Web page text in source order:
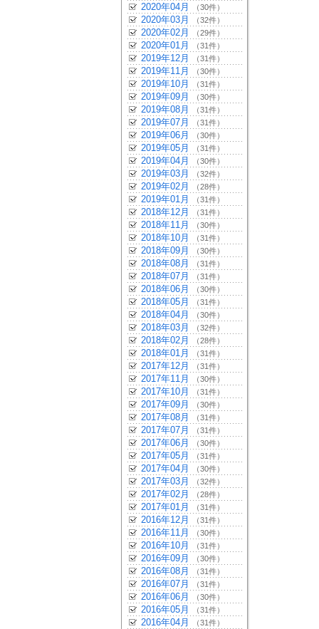
2020年04月 （30件）
2020年03月 （32件）
2020年02月 （29件）
2020年01月 （31件）
2019年12月 （31件）
2019年11月 （30件）
2019年10月 （31件）
2019年09月 （30件）
2019年08月 （31件）
2019年07月 （31件）
2019年06月 （30件）
2019年05月 （31件）
2019年04月 （30件）
2019年03月 （32件）
2019年02月 （28件）
2019年01月 （31件）
2018年12月 （31件）
2018年11月 （30件）
2018年10月 （31件）
2018年09月 （30件）
2018年08月 （31件）
2018年07月 （31件）
2018年06月 （30件）
2018年05月 （31件）
2018年04月 （30件）
2018年03月 （32件）
2018年02月 （28件）
2018年01月 （31件）
2017年12月 （31件）
2017年11月 （30件）
2017年10月 （31件）
2017年09月 （30件）
2017年08月 （31件）
2017年07月 （31件）
2017年06月 （30件）
2017年05月 （31件）
2017年04月 （30件）
2017年03月 （32件）
2017年02月 （28件）
2017年01月 （31件）
2016年12月 （31件）
2016年11月 （30件）
2016年10月 （31件）
2016年09月 （30件）
2016年08月 （31件）
2016年07月 （31件）
2016年06月 （30件）
2016年05月 （31件）
2016年04月 （31件）